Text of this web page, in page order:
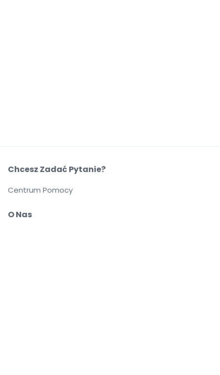
O Nas
Chcesz Zadać Pytanie?
Centrum Pomocy